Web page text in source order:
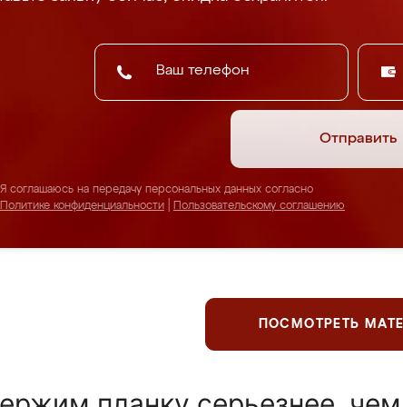
Отправить
Я соглашаюсь на передачу персональных данных согласно
Политике конфиденциальности
Пользовательскому соглашению
ПОСМОТРЕТЬ